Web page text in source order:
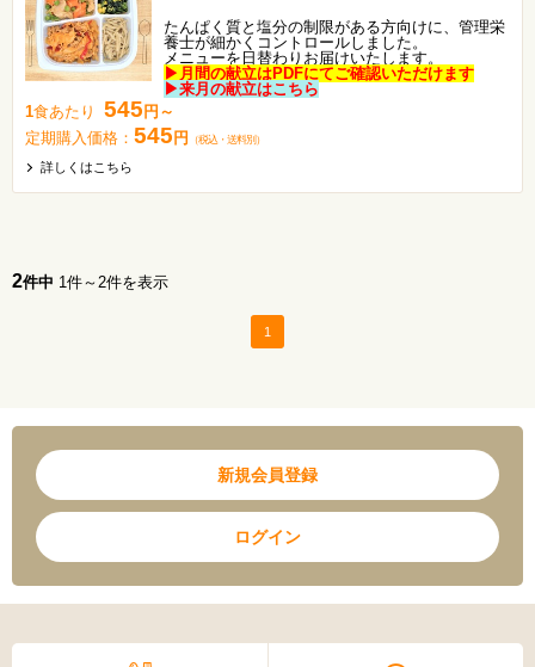
たんぱく質と塩分の制限がある方向けに、管理栄
養士が細かくコントロールしました。
メニューを日替わりお届けいたします。
▶月間の献立はPDFにてご確認いただけます
▶来月の献立はこちら
1食あたり 545 円～
定期購入価格： 545 円 （税込・ 送料別 ）
詳しくはこちら
2件中 1件～2件を表示
1
新規会員登録
ログイン